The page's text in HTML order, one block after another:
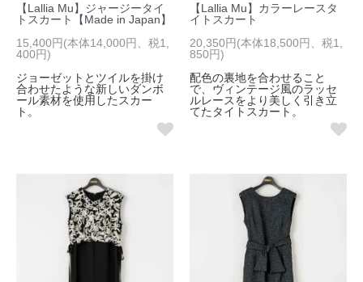
【Lallia Mu】ジャージータイ
トスカート【Made in Japan】
15,400円(本体14,000円、税1,
400円)
ジョーゼットとツイルを掛け
合わせたような新しいダンボ
ール素材を使用したスカー
ト。
【Lallia Mu】カラーレースタ
イトスカート
20,350円(本体18,500円、税1,
850円)
配色の裏地を合わせること
で、ヴィンテージ風のラッセ
ルレースをより美しく引き立
てたタイトスカート。